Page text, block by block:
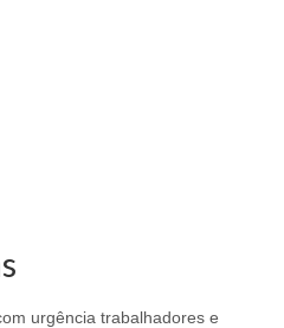
urgência trabalhadores e